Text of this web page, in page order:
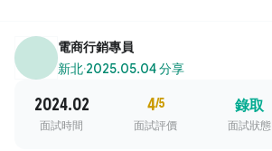
電商行銷專員
新北·2025.05.04 分享
2024.02
面試時間
4/5
面試評價
錄取
面試狀態